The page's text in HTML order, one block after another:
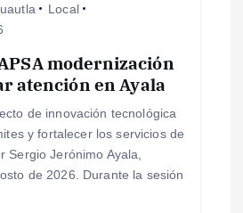
Local
modernización
atención en Ayala
de innovación tecnológica
y fortalecer los servicios de
Sergio Jerónimo Ayala,
de 2026. Durante la sesión